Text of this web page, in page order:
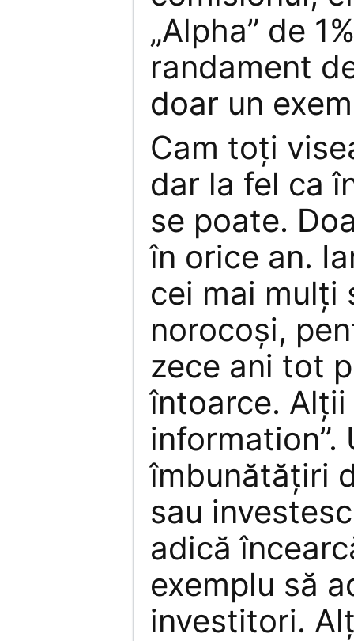
„Alpha” de
randament
doar un
Cam toţi
dar la fel ca
se poate.
în orice an.
cei mai mulţi
norocoşi,
zece ani tot
întoarce. Alţii
îmbunătăţiri
sau
adică
exemplu să
investitori.